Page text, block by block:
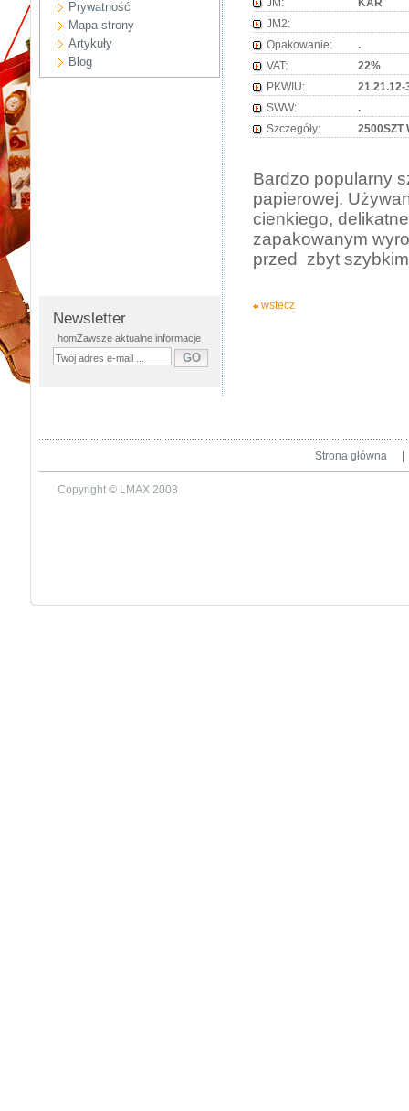
Prywatność
Mapa strony
Artykuły
Blog
Newsletter
homZawsze aktualne informacje
JM:
KAR
JM2:
Opakowanie:
.
VAT:
22%
PKWIU:
21.21.12-
SWW:
.
Szczegóły:
2500SZT
Bardzo popularny
papierowej.
cienkiego,
zapakowanym
przed zbyt
wstecz
Strona główna
Copyright © LMAX 2008